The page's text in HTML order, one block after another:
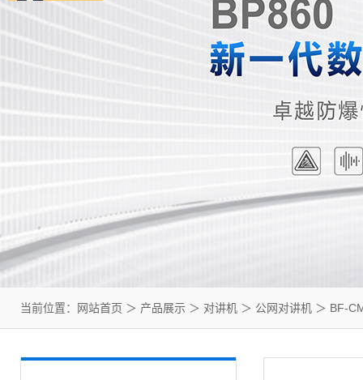
当前位置： 网站首页 ＞ 产品展示 ＞ 对讲机 ＞ 公网对讲机 ＞ BF-